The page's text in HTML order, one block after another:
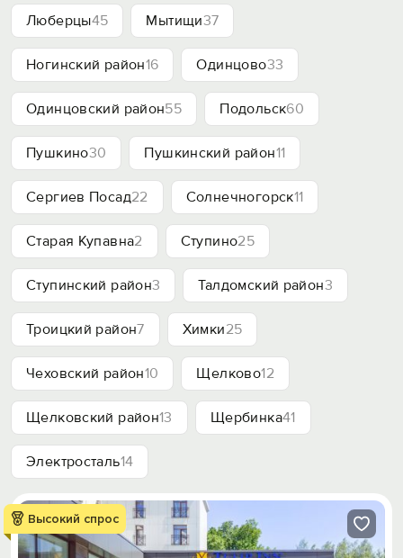
Люберцы45 Мытищи37
Ногинский район16 Одинцово33
Одинцовский район55 Подольск60
Пушкино30 Пушкинский район11
Сергиев Посад22 Солнечногорск11
Старая Купавна2 Ступино25
Ступинский район3 Талдомский район3
Троицкий район7 Химки25
Чеховский район10 Щелково12
Щелковский район13 Щербинка41
Электросталь14
Высокий спрос